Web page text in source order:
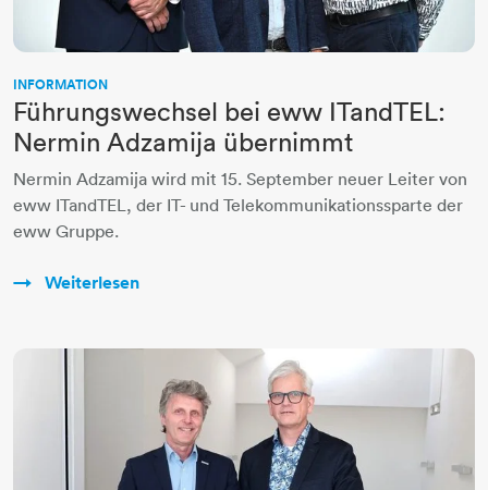
INFORMATION
Führungswechsel bei eww ITandTEL:
Nermin Adzamija übernimmt
Nermin Adzamija wird mit 15. September neuer Leiter von
eww ITandTEL, der IT- und Telekommunikationssparte der
eww Gruppe.
Weiterlesen